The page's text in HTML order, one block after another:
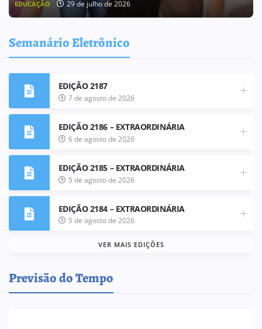
BOLETIM INFORMATIVO 25 de julho de 2026
Semanário Eletrônico
EDIÇÃO 2187
7 de agosto de 2026
EDIÇÃO 2186 – EXTRAORDINÁRIA
6 de agosto de 2026
EDIÇÃO 2185 – EXTRAORDINÁRIA
5 de agosto de 2026
EDIÇÃO 2184 – EXTRAORDINÁRIA
5 de agosto de 2026
VER MAIS EDIÇÕES
Previsão do Tempo